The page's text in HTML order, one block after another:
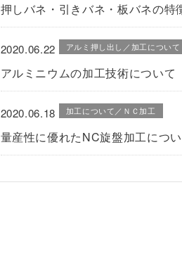
押しバネ・引きバネ・板バネの特
2020.06.22 アルミ押し出し／加工について
アルミニウムの加工技術について
2020.06.18 加工について／ＮＣ加工
量産性に優れたNC旋盤加工につ